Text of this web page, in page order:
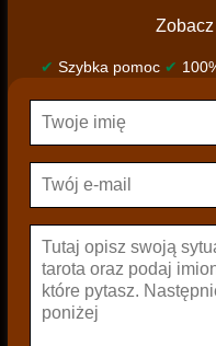
✔ Szybka pomoc ✔